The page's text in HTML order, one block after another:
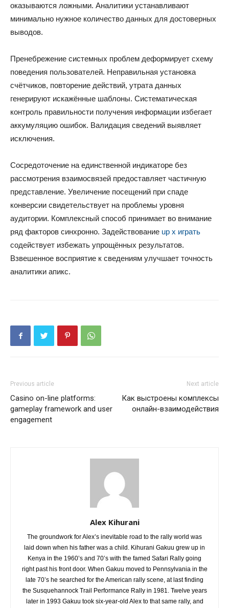
оказываются ложными. Аналитики устанавливают
минимально нужное количество данных для достоверных
выводов.
Пренебрежение системных проблем деформирует схему
поведения пользователей. Неправильная установка
счётчиков, повторение действий, утрата данных
генерируют искажённые шаблоны. Систематическая
контроль правильности получения информации избегает
аккумуляцию ошибок. Валидация сведений выявляет
исключения.
Сосредоточение на единственной индикаторе без
рассмотрения взаимосвязей предоставляет частичную
представление. Увеличение посещений при спаде
конверсии свидетельствует на проблемы уровня
аудитории. Комплексный способ принимает во внимание
ряд факторов синхронно. Задействование up x играть
содействует избежать упрощённых результатов.
Взвешенное восприятие к сведениям улучшает точность
аналитики апикс.
Previous article
Casino on-line platforms:
gameplay framework and user
engagement
Next article
Как выстроены комплексы
онлайн-взаимодействия
Alex Kihurani
The groundwork for Alex’s inevitable road to the rally world was
laid down when his father was a child. Kihurani Gakuu grew up in
Kenya in the 1960’s and 70’s with the famed Safari Rally going
right past his front door. When Gakuu moved to Pennsylvania in the
late 70’s he searched for the American rally scene, at last finding
the Susquehannock Trail Performance Rally in 1981. Twelve years
later in 1993 Gakuu took six-year-old Alex to that same rally, and